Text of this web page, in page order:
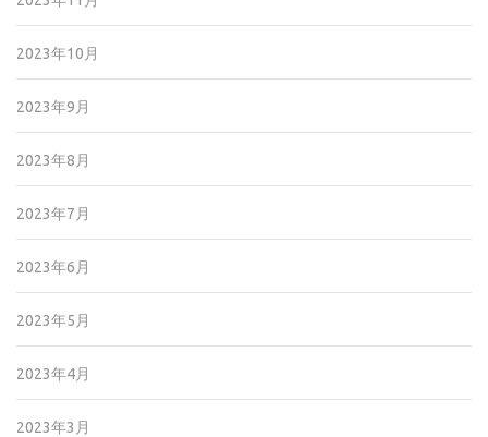
2023年10月
2023年9月
2023年8月
2023年7月
2023年6月
2023年5月
2023年4月
2023年3月